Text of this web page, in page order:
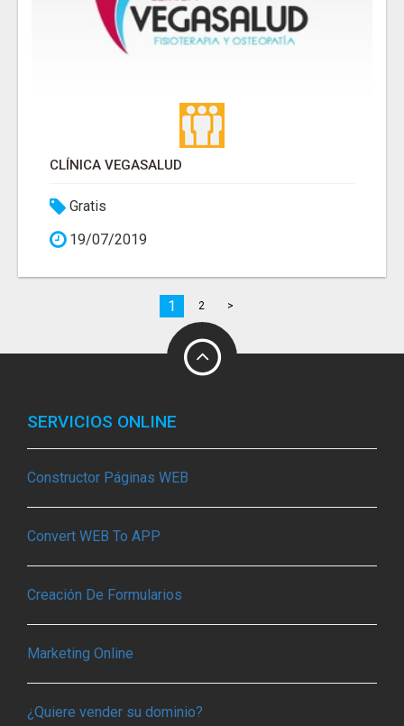
CLÍNICA VEGASALUD
Gratis
19/07/2019
1 2 >
SERVICIOS ONLINE
Constructor Páginas WEB
Convert WEB To APP
Creación De Formularios
Marketing Online
¿Quiere vender su dominio?